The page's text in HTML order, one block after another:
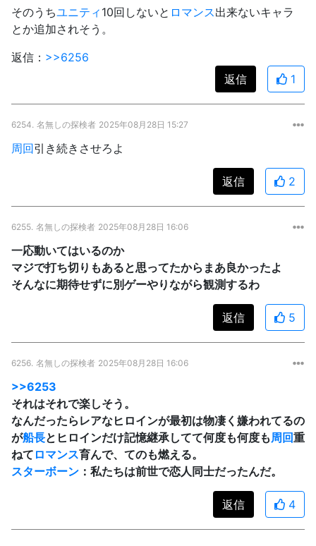
そのうちユニティ 10回しないと ロマンス出来ないキャラ
とか追加されそう。
返信： >>6256
返信
1
6254. 名無しの探検者 2025年08月28日 15:27
周回引き続きさせろよ
返信 2
6255. 名無しの探検者 2025年08月28日 16:06
一応動いてはいるのか
マジで打ち切りもあると思ってたからまあ良かったよ
そんなに期待せずに別ゲーやりながら観測するわ
返信 5
6256. 名無しの探検者 2025年08月28日 16:06
>>6253
それはそれで楽しそう。
なんだったらレアなヒロインが最初は物凄く嫌われてるの
が船長とヒロインだけ記憶継承してて何度も何度も 周回重
ねて ロマンス育んで、てのも燃える。
スターボーン ：私たちは前世で恋人同士だったんだ。
返信 4